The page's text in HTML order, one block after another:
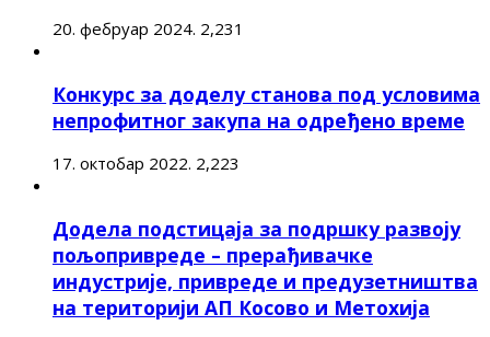
20. фебруар 2024. 2,231
Конкурс за доделу станова под условима
непрофитног закупа на одређено време
17. октобар 2022. 2,223
Додела подстицаја за подршку развоју
пољопривреде – прерађивачке
индустрије, привреде и предузетништва
на територији АП Косово и Метохија